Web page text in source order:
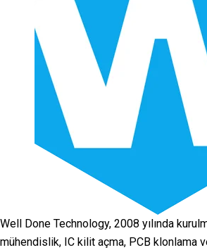
Well Done Technology, 2008 yılında
mühendislik, IC kilit açma, PCB klonlama